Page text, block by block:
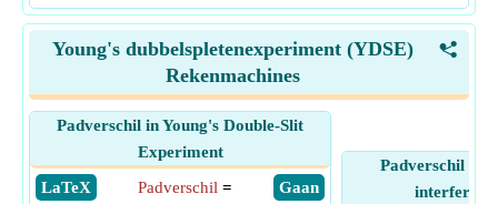
<
Young's dubbelspletenexperiment (YDSE)
Rekenmachines
Padverschil in Young's Double-Slit
Experiment
​ LaTeX
​ Gaan
Padverschil =
Padverschil